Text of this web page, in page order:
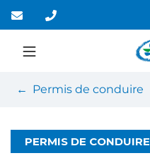
Aller
au
contenu
Permis de conduire
PERMIS DE CONDUIRE